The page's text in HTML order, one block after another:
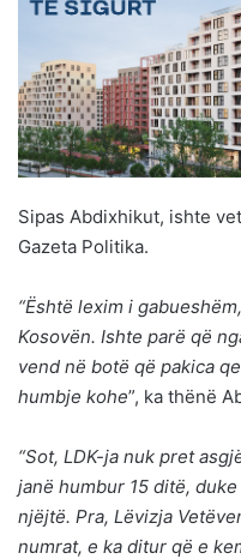
Sipas Abdixhikut, ishte
Gazeta Politika.
“Është lexim i
Kosovën. Ishte parë që
vend në botë që pakica
humbje kohe”, ka thënë
“Sot, LDK-ja nuk pret
janë humbur 15 ditë,
njëjtë. Pra, Lëvizja
numrat, e ka ditur që e